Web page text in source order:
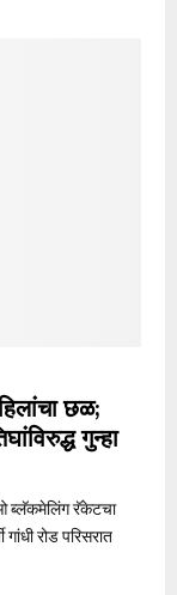
छळ;
गुन्हा
ब्लॅकमेलिंग रॅकेटचा
गांधी रोड परिसरात